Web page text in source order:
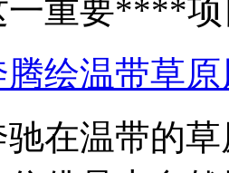
一重要****项
绘温带草
在温带的